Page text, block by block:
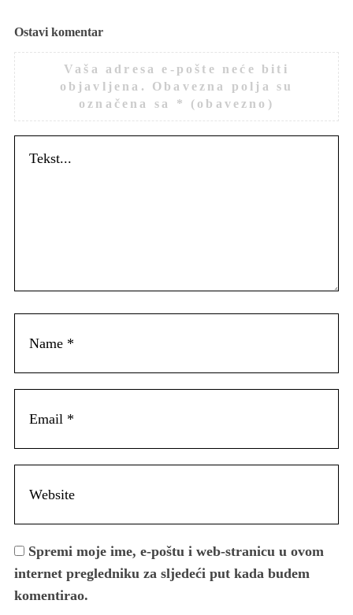
Ostavi komentar
Vaša adresa e-pošte neće biti
objavljena.
Obavezna polja su
označena sa * (obavezno)
Spremi moje ime, e-poštu i web-stranicu u ovom
internet pregledniku za sljedeći put kada budem
komentirao.